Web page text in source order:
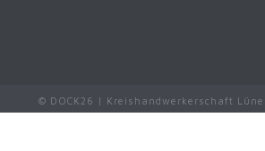
© DOCK26 | Kreishandwerkerschaft